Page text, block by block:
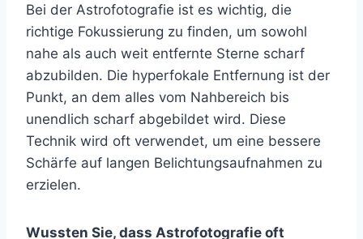
Bei der Astrofotografie ist es wichtig, die
richtige Fokussierung zu finden, um sowohl
nahe als auch weit entfernte Sterne scharf
abzubilden. Die hyperfokale Entfernung ist der
Punkt, an dem alles vom Nahbereich bis
unendlich scharf abgebildet wird. Diese
Technik wird oft verwendet, um eine bessere
Schärfe auf langen Belichtungsaufnahmen zu
erzielen.
Wussten Sie, dass Astrofotografie oft